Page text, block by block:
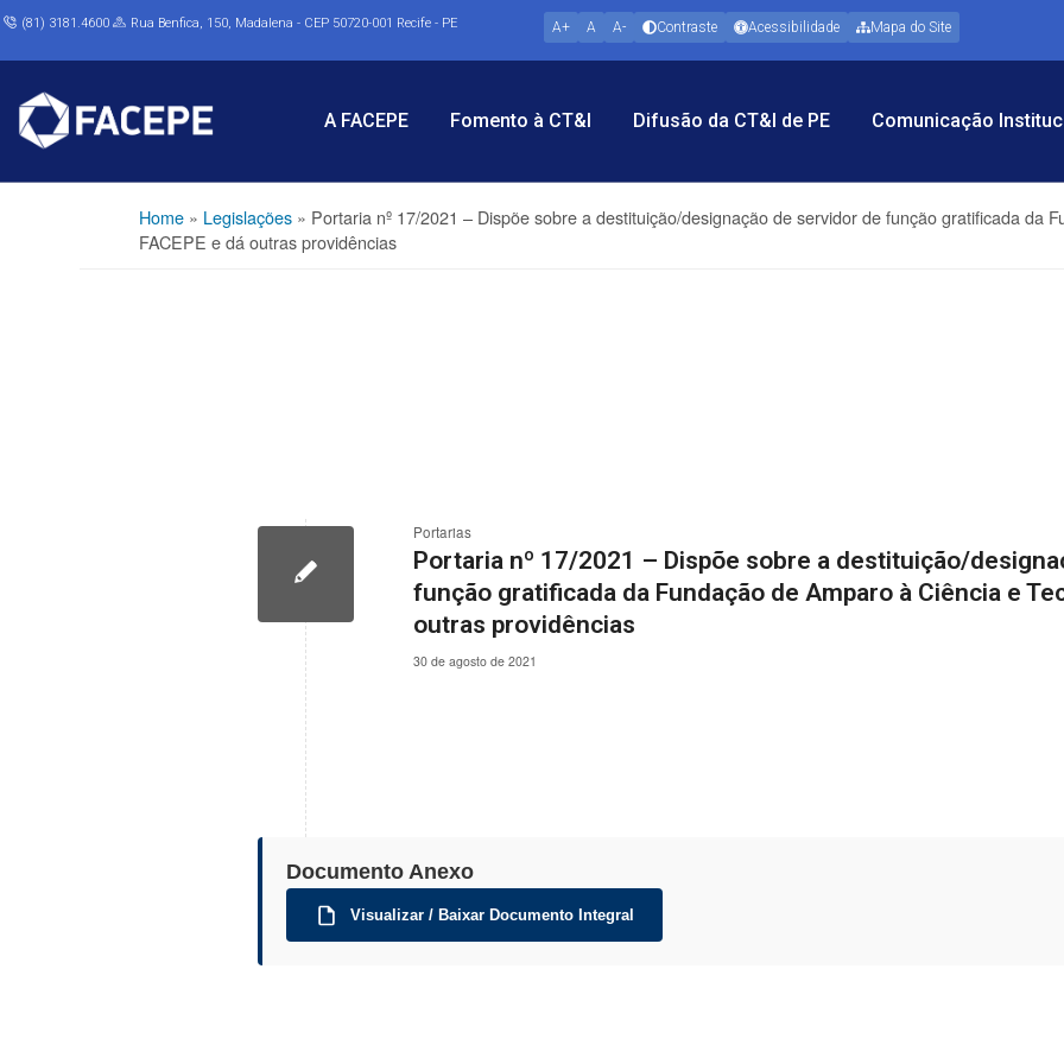
Home » Legislações » Portaria nº 17/2021 – Dispõe sobre a destituição/designação de servidor de função gratificada da
FACEPE e dá outras providências
(81) 3181.4600 Rua Benfica, 150, Madalena - CEP 50720-001 Recife - PE A+ A A- Contraste Acessibilidade Mapa do Site
A FACEPE Fomento à CT&I Difusão da CT&I de PE Comunicação
Portarias
Portaria nº 17/2021 – Dispõe sobre a destituição/
função gratificada da Fundação de Amparo à Ciência e
outras providências
30 de agosto de 2021
Documento Anexo
Visualizar / Baixar Documento Integral